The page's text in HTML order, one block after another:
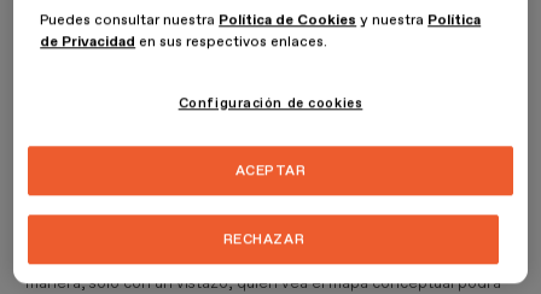
vamos a profundizar un poco en lo que es un mapa conceptual.
Este tipo de esquema o resumen en el que aparecen conceptos e
esquemática, en un diagrama. Se trata de un apoyo gráfico para el
creación, se emplea un sistema de redes que unen y relacionan
Cada idea se representa en un nodo, que se conecta con palabras
de enlace a otras ideas mediante líneas de enlace. De esta
manera, solo con un vistazo, quien vea el mapa conceptual podrá
Puedes consultar nuestra Política de Cookies y nuestra Política
de Privacidad en sus respectivos enlaces.
Configuración de cookies
RECHAZAR
ACEPTAR